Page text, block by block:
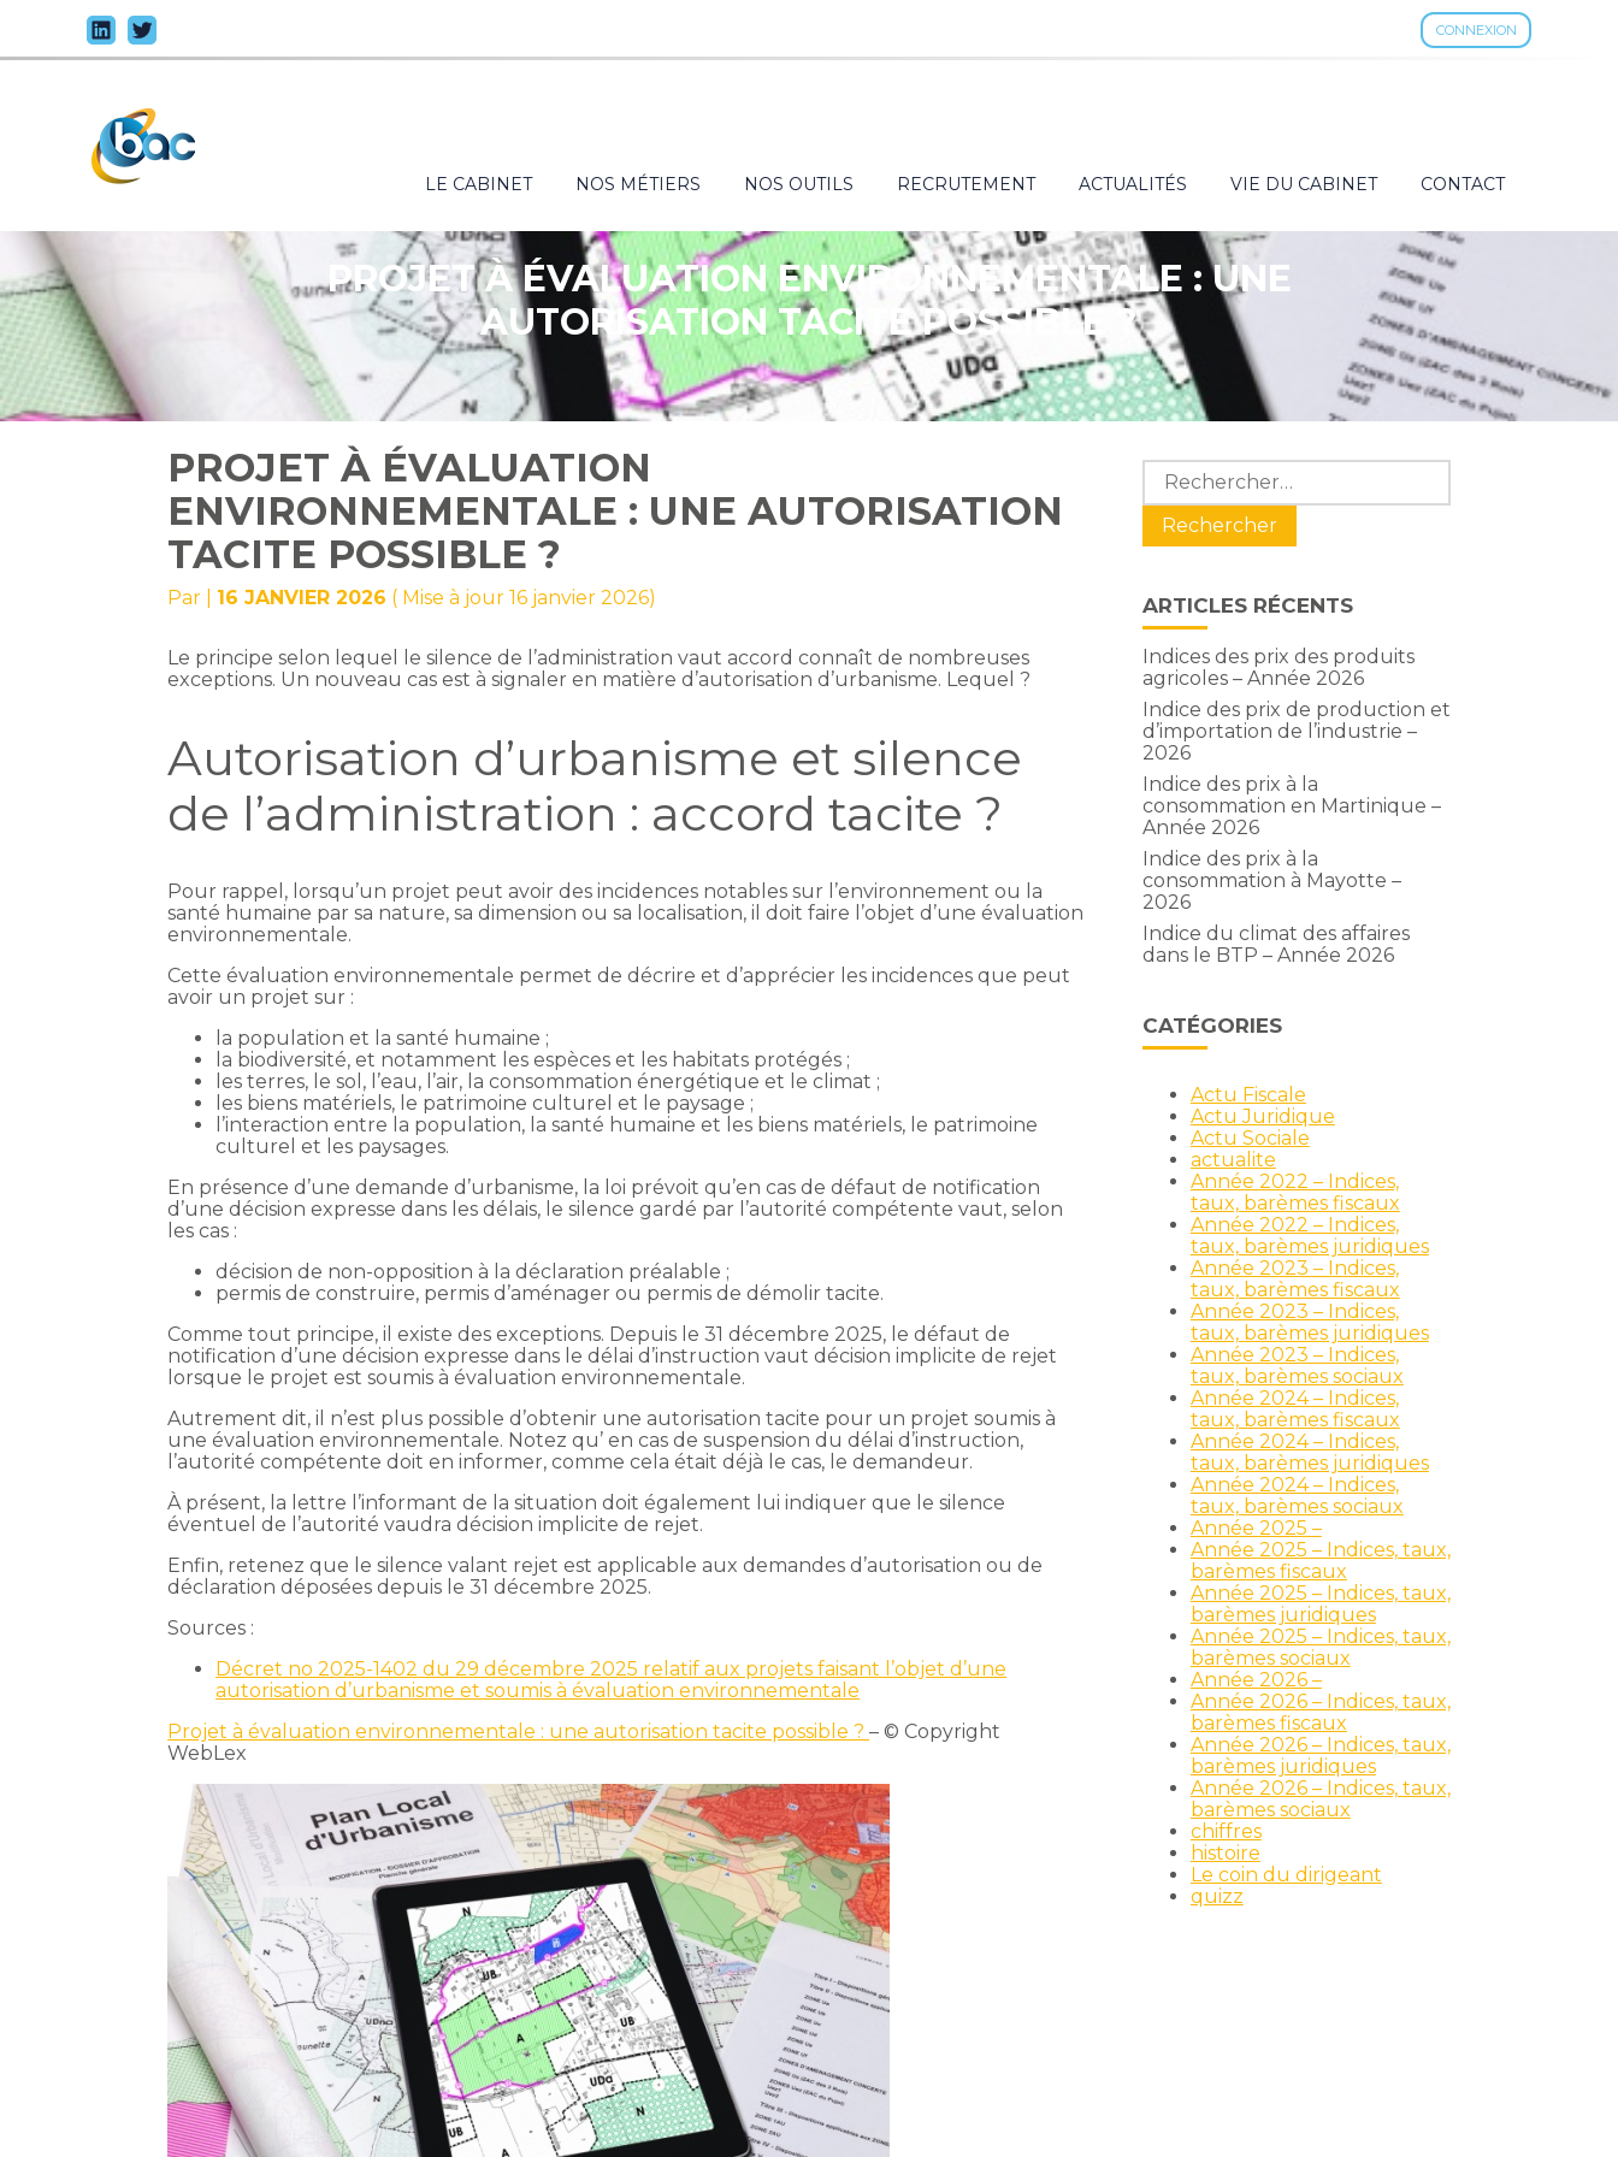
CONNEXION
au
Principal
LE CABINET NOS MÉTIERS NOS OUTILS RECRUTEMENT ACTUALITÉS VIE DU CABINET CONTACT
PROJET À ÉVALUATION ENVIRONNEMENTALE : UNE
AUTORISATION TACITE POSSIBLE ?
PROJET À ÉVALUATION
ENVIRONNEMENTALE : UNE AUTORISATION
TACITE POSSIBLE ?
Par 16 JANVIER 2026 ( Mise à jour 16 janvier 2026)
Le principe selon lequel le silence de l’administration vaut accord connaît de nombreuses
exceptions. Un nouveau cas est à signaler en matière d’autorisation d’urbanisme. Lequel ?
Autorisation d’urbanisme et silence
de l’administration : accord tacite ?
Pour rappel, lorsqu’un projet peut avoir des incidences notables sur l’environnement ou la
santé humaine par sa nature, sa dimension ou sa localisation, il doit faire l’objet d’une évaluation
environnementale.
Cette évaluation environnementale permet de décrire et d’apprécier les incidences que peut
avoir un projet sur :
la population et la santé humaine ;
la biodiversité, et notamment les espèces et les habitats protégés ;
les terres, le sol, l’eau, l’air, la consommation énergétique et le climat ;
les biens matériels, le patrimoine culturel et le paysage ;
l’interaction entre la population, la santé humaine et les biens matériels, le patrimoine
culturel et les paysages.
En présence d’une demande d’urbanisme, la loi prévoit qu’en cas de défaut de notification
d’une décision expresse dans les délais, le silence gardé par l’autorité compétente vaut, selon
les cas :
décision de non-opposition à la déclaration préalable ;
permis de construire, permis d’aménager ou permis de démolir tacite.
Comme tout principe, il existe des exceptions. Depuis le 31 décembre 2025, le défaut de
notification d’une décision expresse dans le délai d’instruction vaut décision implicite de rejet
lorsque le projet est soumis à évaluation environnementale.
Autrement dit, il n’est plus possible d’obtenir une autorisation tacite pour un projet soumis à
une évaluation environnementale. Notez qu’ en cas de suspension du délai d’instruction,
l’autorité compétente doit en informer, comme cela était déjà le cas, le demandeur.
À présent, la lettre l’informant de la situation doit également lui indiquer que le silence
éventuel de l’autorité vaudra décision implicite de rejet.
Enfin, retenez que le silence valant rejet est applicable aux demandes d’autorisation ou de
déclaration déposées depuis le 31 décembre 2025.
Sources :
Décret no 2025-1402 du 29 décembre 2025 relatif aux projets faisant l’objet d’une
autorisation d’urbanisme et soumis à évaluation environnementale
Projet à évaluation environnementale : une autorisation tacite possible ?– © Copyright
WebLex
Blog
sidebar
Rechercher :
ARTICLES RÉCENTS
Indices des prix des produits
agricoles – Année 2026
Indice des prix de production et
d’importation de l’industrie –
2026
Indice des prix à la
consommation en Martinique –
Année 2026
Indice des prix à la
consommation à Mayotte –
2026
Indice du climat des affaires
dans le BTP – Année 2026
CATÉGORIES
Actu Fiscale
Actu Juridique
Actu Sociale
actualite
Année 2022 – Indices,
taux, barèmes fiscaux
Année 2022 – Indices,
taux, barèmes juridiques
Année 2023 – Indices,
taux, barèmes fiscaux
Année 2023 – Indices,
taux, barèmes juridiques
Année 2023 – Indices,
taux, barèmes sociaux
Année 2024 – Indices,
taux, barèmes fiscaux
Année 2024 – Indices,
taux, barèmes juridiques
Année 2024 – Indices,
taux, barèmes sociaux
Année 2025 –
Année 2025 – Indices, taux,
barèmes fiscaux
Année 2025 – Indices, taux,
barèmes juridiques
Année 2025 – Indices, taux,
barèmes sociaux
Année 2026 –
Année 2026 – Indices, taux,
barèmes fiscaux
Année 2026 – Indices, taux,
barèmes juridiques
Année 2026 – Indices, taux,
barèmes sociaux
chiffres
histoire
Le coin du dirigeant
quizz